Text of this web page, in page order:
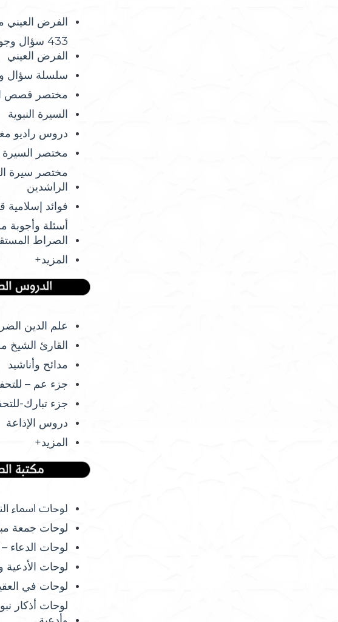
الفرض العيني
433 سؤال
الفرض العيني
سلسلة سؤال
مختصر قصص
السيرة النبوية
دروس راديو
مختصر السيرة
مختصر سيرة
الراشدين
فوائد إسلامية
أسئلة وأجوبة
الصراط
المزيد+
علم الدين
القارئ الشيخ
مدائح وأناشيد
جزء عم –
جزء تبارك-
دروس الإذاعة
المزيد+
لوحات اسماء
لوحات جمعة
لوحات الدعاء –
لوحات الأدعية
لوحات في
لوحات أذكار